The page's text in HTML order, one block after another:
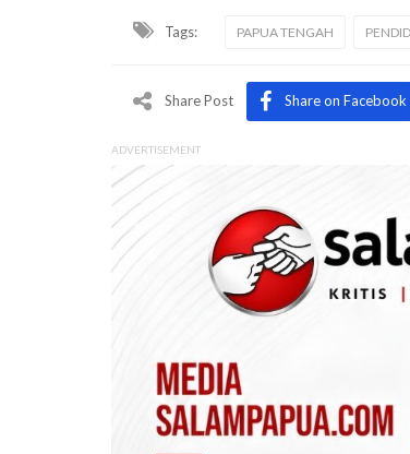
Tags: PAPUA TENGAH
Share Post Share on Facebook
ADVERTISEMENT